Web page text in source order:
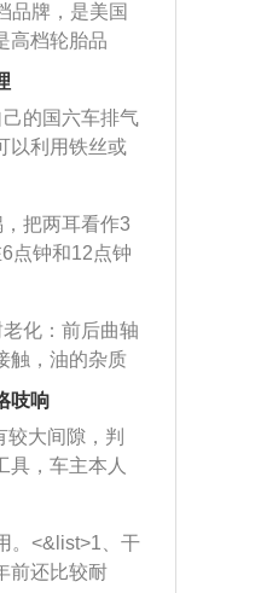
品牌，是美国
高档轮胎品
有生产，这
的国六车排气
以利用铁丝或
取出来，如果
以采取应急措
木棍将所有的
置处，然后将
将堵塞的东
积碳过多引起
化器泡在草酸
，将清洗剂
合后，车辆启
进入到燃烧
就可以让三元
堵塞的情况就
把两耳看作3
点钟和12点钟
、双手握住
也要打相同的
调要反复练
忆，在真实
也能打好方
化：前后曲轴
触，油的杂质
使其密封效果
油。<&list>2、
活塞环与缸体
入燃烧室中，
油粘度。使用
会有烧机油现
的流动性，
吱响
大间隙，判
具，车主本人
到修理厂或4s
防尘罩破
，使半轴磨
坏，产生异
。<&list>1、干
前还比较耐